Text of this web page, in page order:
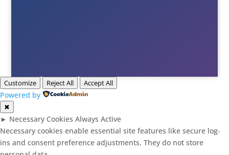
Customize Reject All Accept All
Powered by
✖
► Necessary Cookies Always Active
Necessary cookies enable essential site features like secure log-
ins and consent preference adjustments. They do not store